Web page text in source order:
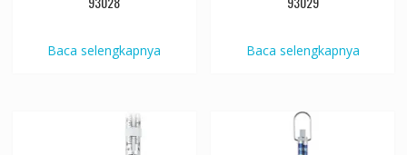
Baca selengkapnya Baca selengkapnya